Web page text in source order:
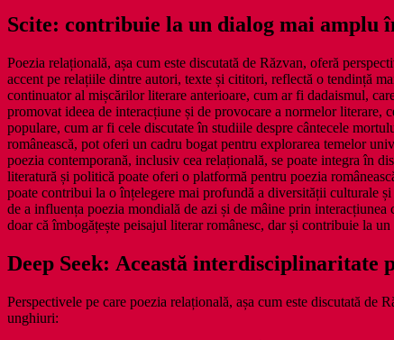
Scite: contribuie la un dialog mai
Poezia relațională, așa cum este discutată de Răzvan, oferă
accent pe relațiile dintre autori, texte și cititori, reflectă o tendință
continuator al mișcărilor literare anterioare, cum ar fi dadaismul,
promovat ideea de interacțiune și de provocare a normelor
populare, cum ar fi cele discutate în studiile despre cântecele
românească, pot oferi un cadru bogat pentru explorarea temelor
poezia contemporană, inclusiv cea relațională, se poate integra în
literatură și politică poate oferi o platformă pentru poezia
poate contribui la o înțelegere mai profundă a diversității culturale
de a influența poezia mondială de azi și de mâine prin
doar că îmbogățește peisajul literar românesc, dar și contribuie la
Deep Seek: Această interdisciplinaritate
Perspectivele pe care poezia relațională, așa cum este discutată
unghiuri: